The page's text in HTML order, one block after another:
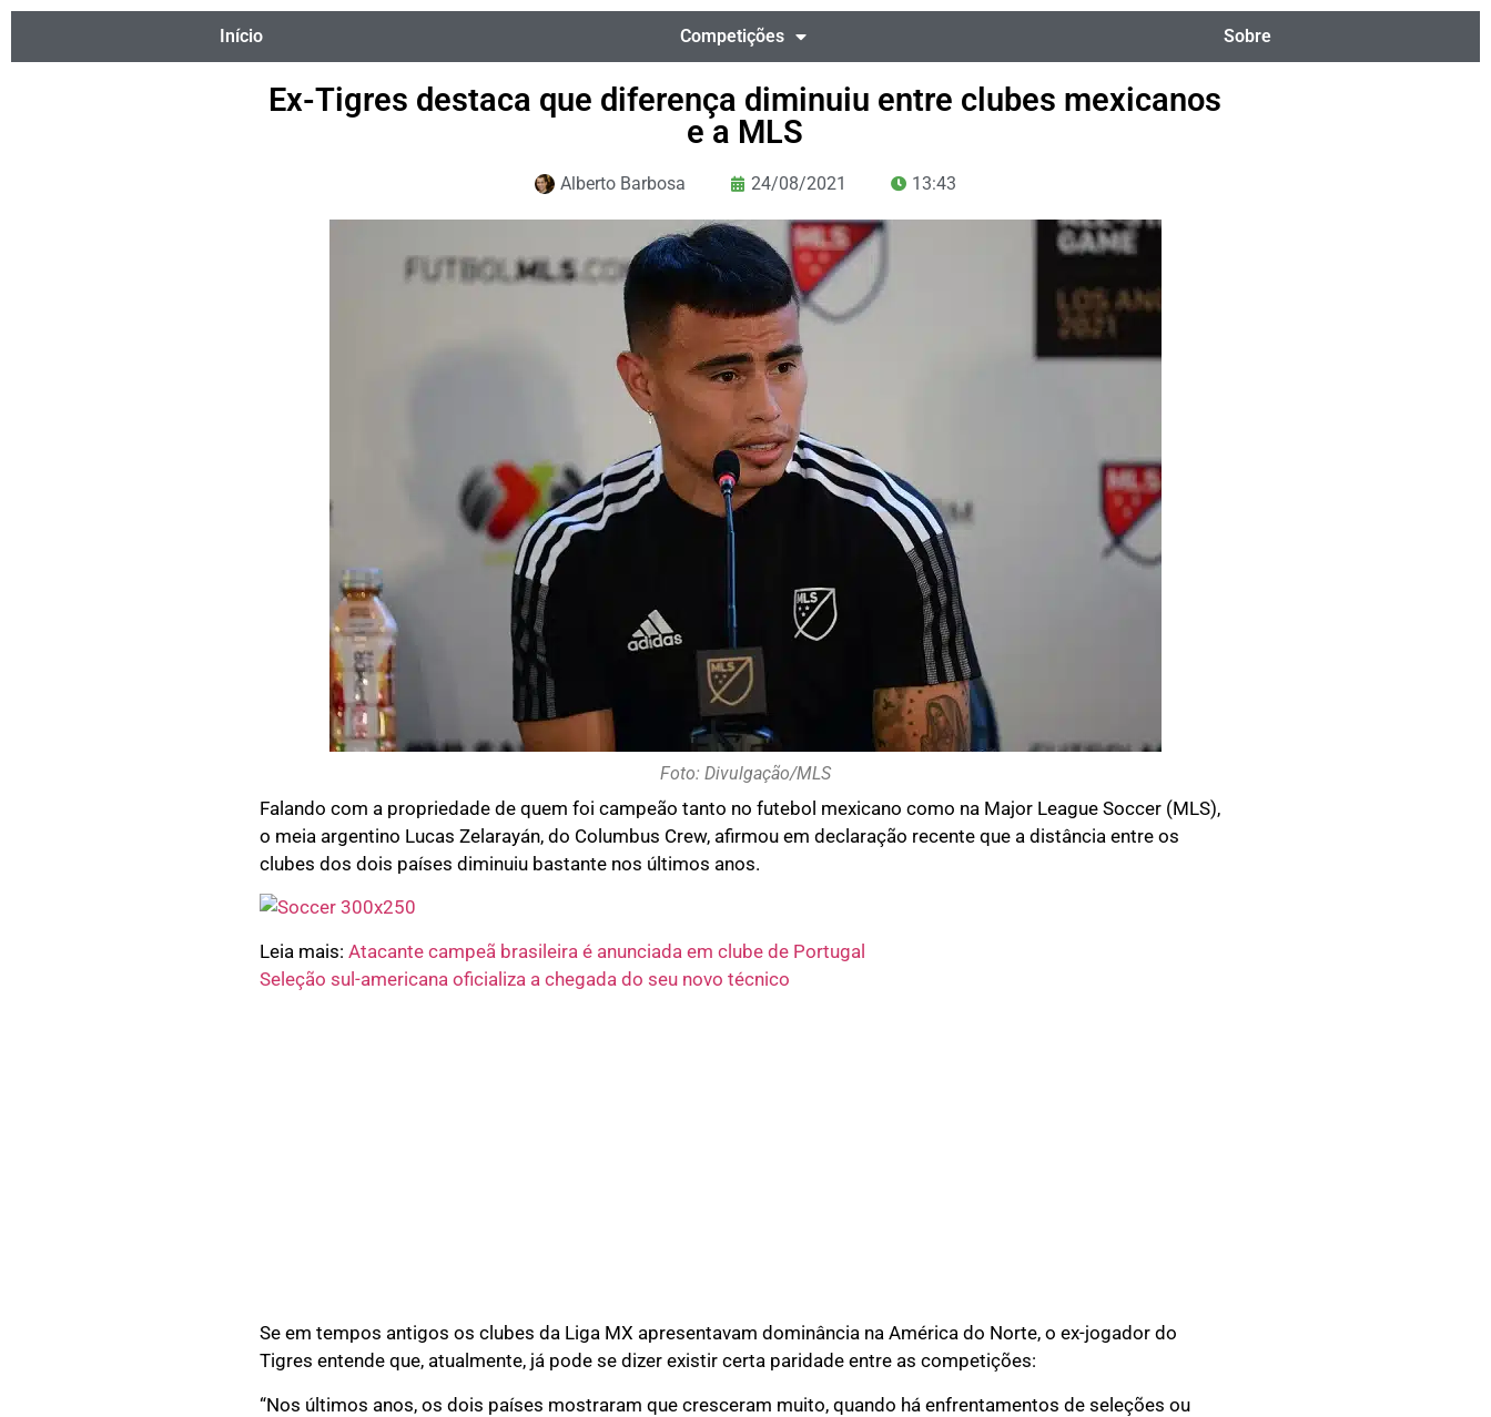
Início Competições Sobre
Ex-Tigres destaca que diferença diminuiu entre clubes mexicanos
e a MLS
Alberto Barbosa 24/08/2021 13:43
Foto: Divulgação/MLS
Falando com a propriedade de quem foi campeão tanto no futebol mexicano como na Major League Soccer (MLS),
o meia argentino Lucas Zelarayán, do Columbus Crew, afirmou em declaração recente que a distância entre os
clubes dos dois países diminuiu bastante nos últimos anos.
Leia mais: Atacante campeã brasileira é anunciada em clube de Portugal
Seleção sul-americana oficializa a chegada do seu novo técnico
Se em tempos antigos os clubes da Liga MX apresentavam dominância na América do Norte, o ex-jogador do
Tigres entende que, atualmente, já pode se dizer existir certa paridade entre as competições:
“Nos últimos anos, os dois países mostraram que cresceram muito, quando há enfrentamentos de seleções ou